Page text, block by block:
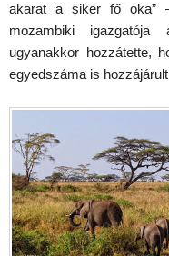
akarat a siker fő oka”
mozambiki igazgatója
ugyanakkor hozzátette,
egyedszáma is